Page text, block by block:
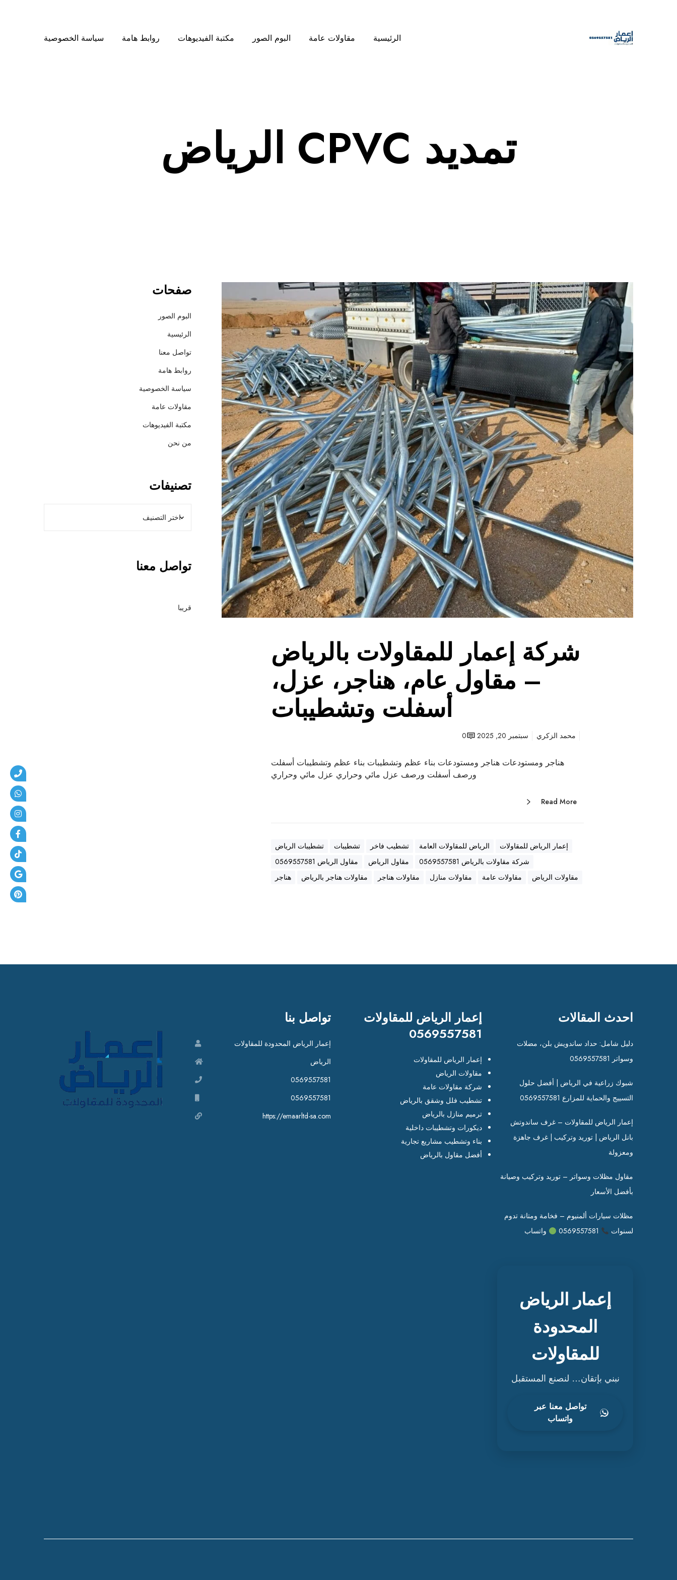
الرئيسية مقاولات عامة البوم الصور مكتبة الفيديوهات روابط هامة سياسة الخصوصية
تمديد CPVC الرياض
ر
ك
ة
إ
ع
م
ا
ر
ل
ل
م
ق
ا
و
ل
ا
ت
ب
ا
ل
ر
ي
ا
ض
م
ق
ا
شركة إعمار للمقاولات بالرياض
– مقاول عام، هناجر، عزل،
أسفلت وتشطيبات
محمد الزكري سبتمبر 20, 2025 0
هناجر ومستودعات هناجر ومستودعات بناء عظم وتشطيبات بناء عظم وتشطيبات أسفلت
ورصف أسفلت ورصف عزل مائي وحراري عزل مائي وحراري
Read More
إعمار الرياض للمقاولات الرياض للمقاولات العامة تشطيب فاخر تشطيبات
تشطيبات الرياض
شركة مقاولات بالرياض 0569557581
مقاول الرياض
مقاول الرياض 0569557581
مقاولات الرياض
مقاولات عامة مقاولات منازل مقاولات هناجر مقاولات هناجر بالرياض هناجر
صفحات
البوم الصور
الرئيسية
تواصل معنا
روابط هامة
سياسة الخصوصية
مقاولات عامة
مكتبة الفيديوهات
من نحن
تصنيفات
تواصل معنا
قريبا
احدث المقالات
دليل شامل: حداد ساندويش بلن، مضلات
وسواتر 0569557581
شبوك زراعية في الرياض | أفضل حلول
التسييج والحماية للمزارع 0569557581
إعمار الرياض للمقاولات – غرف ساندوتش
بانل الرياض | توريد وتركيب | غرف جاهزة
ومعزولة
مقاول مظلات وسواتر – توريد وتركيب وصيانة
بأفضل الأسعار
مظلات سيارات ألمنيوم – فخامة ومتانة تدوم
لسنوات
واتساب
إعمار الرياض
المحدودة
للمقاولات
نبني بإتقان… لنصنع المستقبل
تواصل معنا عبر
واتساب
إعمار الرياض للمقاولات
0569557581
إعمار الرياض للمقاولات
مقاولات الرياض
شركة مقاولات عامة
تشطيب فلل وشقق بالرياض
ترميم منازل بالرياض
ديكورات وتشطيبات داخلية
بناء وتشطيب مشاريع تجارية
أفضل مقاول بالرياض
تواصل بنا
إعمار الرياض المحدودة للمقاولات
الرياض
0569557581
0569557581
https://emaarltd-sa.com